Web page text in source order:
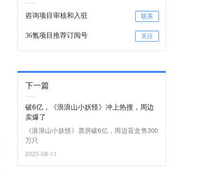
咨询项目审核和入驻 联系
36氪项目推荐订阅号 关注
下一篇
破6亿，《浪浪山小妖怪》冲上热搜，周边
卖爆了
《浪浪山小妖怪》票房破6亿，周边盲盒售300
万只
2025-08-11